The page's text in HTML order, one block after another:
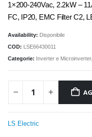
1×200-240Vac, 2.2kW –
FC, IP20, EMC Filter C2,
Availability: Disponibile
COD: LSE66430011
Categorie: Inverter e Microinverter
LS Electric